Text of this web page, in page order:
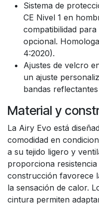
Sistema de
CE Nivel 1 en
compatibilidad
opcional.
4:2020).
Ajustes de velcro
un ajuste
bandas
Material y
La Airy Evo está
comodidad en
a su tejido ligero y
proporciona
construcción favorece
la sensación de calor.
cintura permiten